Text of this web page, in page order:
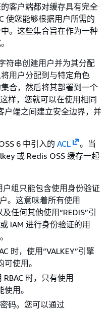
客户端都对缓存具有完全
使您能够根据用户所需的
。这些集合旨在作为一种
符串创建用户并为其分配
用户分配到与特定角色
合，然后将其部署到一个
样，您就可以在使用相同
户端之间建立安全边界，并
6 中引入的 ACL
。当
或 Redis OSS 缓存一起
户组只能包含使用身份验证
。这意味着所有使用
任何其他使用“REDIS”引
IAM 进行身份验证的用
时，使用“VALKEY”引擎
使用。
时，只有使用
用。
码。您可以通过